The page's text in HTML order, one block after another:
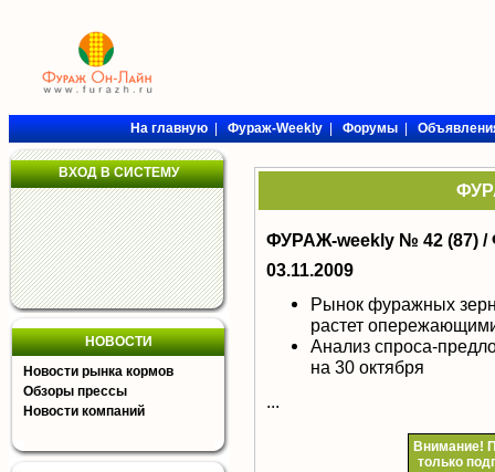
На главную|Фураж-Weekly|Форумы|
ВХОД В СИСТЕМУ
НОВОСТИ
Новости рынка кормов
Обзоры прессы
Новости компаний
ФУРАЖ-weekly № 42 (87) /
03.11.2009
Рынок фуражных
растет
Анализ спроса-
на 30 октября
...
Внимание!
только